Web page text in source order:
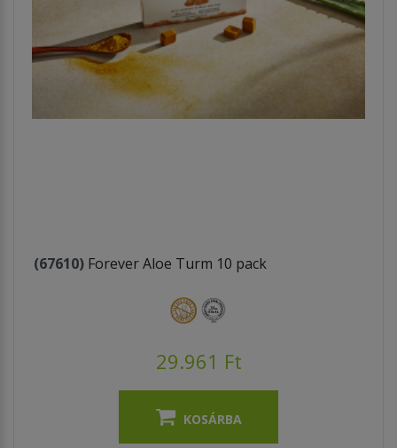
(67610) Forever Aloe Turm 10 pack
29.961 Ft
KOSÁRBA